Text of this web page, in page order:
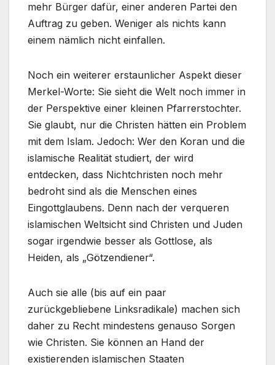
mehr Bürger dafür, einer anderen Partei den
Auftrag zu geben. Weniger als nichts kann
einem nämlich nicht einfallen.
Noch ein weiterer erstaunlicher Aspekt dieser
Merkel-Worte: Sie sieht die Welt noch immer in
der Perspektive einer kleinen Pfarrerstochter.
Sie glaubt, nur die Christen hätten ein Problem
mit dem Islam. Jedoch: Wer den Koran und die
islamische Realität studiert, der wird
entdecken, dass Nichtchristen noch mehr
bedroht sind als die Menschen eines
Eingottglaubens. Denn nach der verqueren
islamischen Weltsicht sind Christen und Juden
sogar irgendwie besser als Gottlose, als
Heiden, als „Götzendiener“.
Auch sie alle (bis auf ein paar
zurückgebliebene Linksradikale) machen sich
daher zu Recht mindestens genauso Sorgen
wie Christen. Sie können an Hand der
existierenden islamischen Staaten